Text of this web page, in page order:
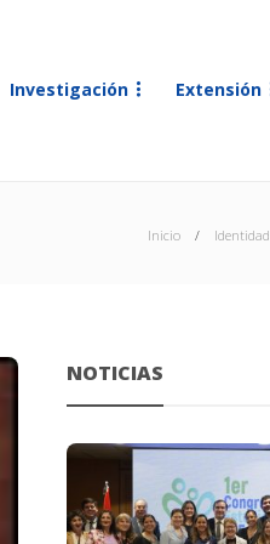
Investigación Extensión
Inicio Identidad
NOTICIAS